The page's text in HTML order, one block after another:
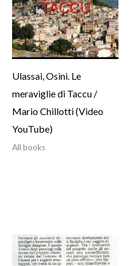
Ulassai, Osini. Le
meraviglie di Taccu /
Mario Chillotti (Video
YouTube)
All books